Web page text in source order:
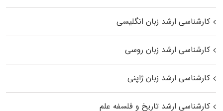
کارشناسی ارشد زبان انگلیسی
کارشناسی ارشد زبان روسی
کارشناسی ارشد زبان ژاپنی
کارشناسی ارشد تاریخ و فلسفه علم